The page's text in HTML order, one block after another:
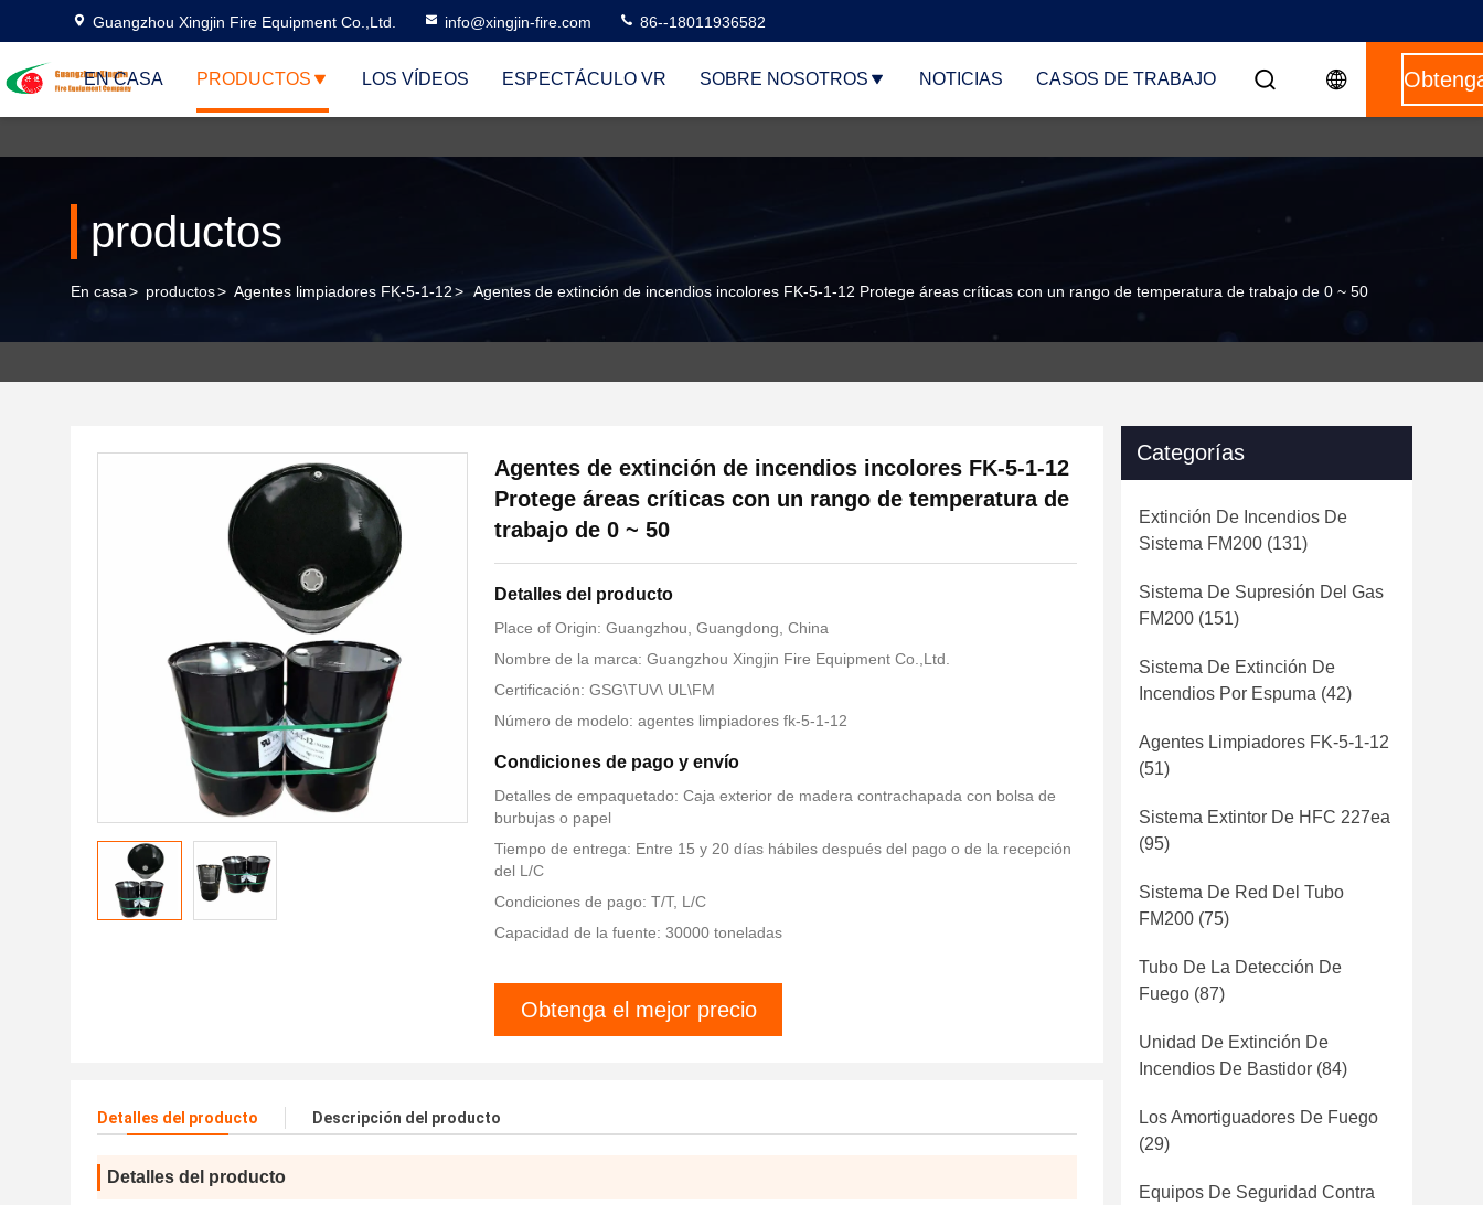
Guangzhou Xingjin Fire Equipment Co.,Ltd. info@xingjin-fire.com 86--18011936582
EN CASA PRODUCTOS LOS VÍDEOS ESPECTÁCULO VR SOBRE NOSOTROS NOTICIAS CASOS DE TRABAJO
productos
En casa> productos> Agentes limpiadores FK-5-1-12> Agentes de extinción de incendios incolores FK-5-1-12 Protege áreas críticas con un rango de temperatura de trabajo de 0 ~ 50
Agentes de extinción de incendios incolores FK-5-1-12
Protege áreas críticas con un rango de temperatura de
trabajo de 0 ~ 50
Detalles del producto
Place of Origin: Guangzhou, Guangdong, China
Nombre de la marca: Guangzhou Xingjin Fire Equipment Co.,Ltd.
Certificación: GSG\TUV\ UL\FM
Número de modelo: agentes limpiadores fk-5-1-12
Condiciones de pago y envío
Detalles de empaquetado: Caja exterior de madera contrachapada con bolsa de
burbujas o papel
Tiempo de entrega: Entre 15 y 20 días hábiles después del pago o de la recepción
del L/C
Condiciones de pago: T/T, L/C
Capacidad de la fuente: 30000 toneladas
Obtenga el mejor precio
Detalles del producto Descripción del producto
Detalles del producto
Categorías
Extinción De Incendios De
Sistema FM200 (131)
Sistema De Supresión Del Gas
FM200 (151)
Sistema De Extinción De
Incendios Por Espuma (42)
Agentes Limpiadores FK-5-1-12
(51)
Sistema Extintor De HFC 227ea
(95)
Sistema De Red Del Tubo
FM200 (75)
Tubo De La Detección De
Fuego (87)
Unidad De Extinción De
Incendios De Bastidor (84)
Los Amortiguadores De Fuego
(29)
Equipos De Seguridad Contra